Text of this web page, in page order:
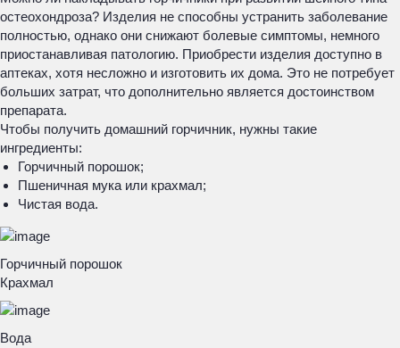
остеохондроза? Изделия не способны устранить заболевание
полностью, однако они снижают болевые симптомы, немного
приостанавливая патологию. Приобрести изделия доступно в
аптеках, хотя несложно и изготовить их дома. Это не потребует
больших затрат, что дополнительно является достоинством
препарата.
Чтобы получить домашний горчичник, нужны такие
ингредиенты:
Горчичный порошок;
Пшеничная мука или крахмал;
Чистая вода.
Горчичный порошок
Крахмал
Вода